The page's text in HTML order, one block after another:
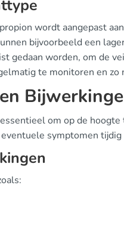
wordt aangepast
bijvoorbeeld een
gedaan worden, om de
te monitoren en
om op de
symptomen